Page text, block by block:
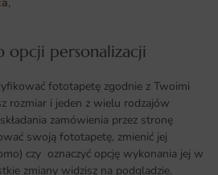
,
personalizacji
fototapetę zgodnie z Twoimi
rozmiar i jeden z wielu rodzajów
zamówienia przez stronę
swoją fototapetę, zmienić jej
czy oznaczyć opcję wykonania jej w
zmiany widzisz na podglądzie.